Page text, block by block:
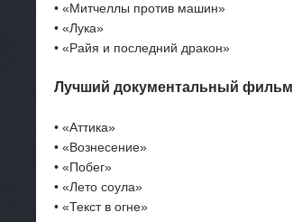
• «Митчеллы против машин»
• «Лука»
• «Райя и последний дракон»
Лучший документальный фильм
• «Аттика»
• «Вознесение»
• «Побег»
• «Лето соула»
• «Текст в огне»